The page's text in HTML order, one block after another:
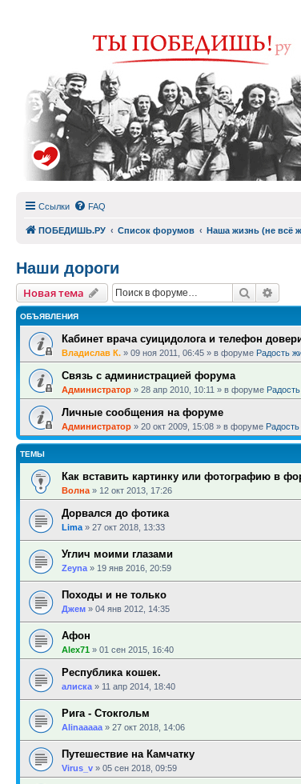
Ссылки FAQ
ПОБЕДИШЬ.РУ Список форумов Наша жизнь (не всё
Наши дороги
Новая тема Поиск
ОБЪЯВЛЕНИЯ
Кабинет врача суицидолога и телефон
Владислав К. » 09 ноя 2011, 06:45 » в форуме Радость
Связь с администрацией форума
Администратор » 28 апр 2010, 10:11 » в форуме
Личные сообщения на форуме
Администратор » 20 окт 2009, 15:08 » в форуме
ТЕМЫ
Как вставить картинку или фотографию в
Волна » 12 окт 2013, 17:26
Дорвался до фотика
Lima » 27 окт 2018, 13:33
Углич моими глазами
Zeyna » 19 янв 2016, 20:59
Походы и не только
Джем » 04 янв 2012, 14:35
Афон
Alex71 » 01 сен 2015, 16:40
Республика кошек.
алиска » 11 апр 2014, 18:40
Рига - Стокгольм
Alinaaaaa » 27 окт 2018, 14:06
Путешествие на Камчатку
Virus_v » 05 сен 2018, 09:59